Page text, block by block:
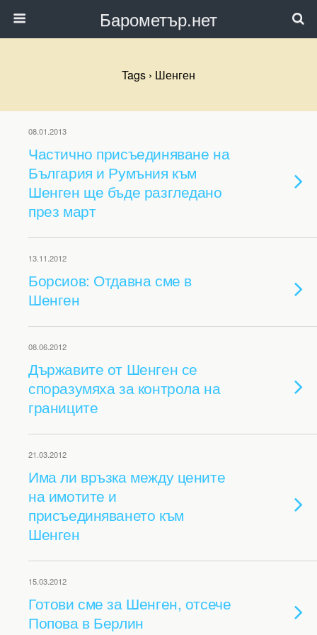
Барометър.нет
Tags › Шенген
08.01.2013
Частично присъединяване на
България и Румъния към
Шенген ще бъде разгледано
през март
13.11.2012
Борсиов: Отдавна сме в
Шенген
08.06.2012
Държавите от Шенген се
споразумяха за контрола на
границите
21.03.2012
Има ли връзка между цените
на имотите и
присъединяването към
Шенген
15.03.2012
Готови сме за Шенген, отсече
Попова в Берлин